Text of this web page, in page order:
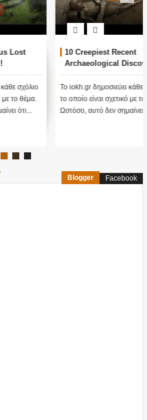
Πόσο πιο εξελιγμένοι και
διαφορετικοί από την κοινή
πεποίθηση ήταν οι
προγονοί μας;
Ερευνητές στο Περού
ανακάλυψαν τα εξής:200 περίεργα
Blogger Facebook